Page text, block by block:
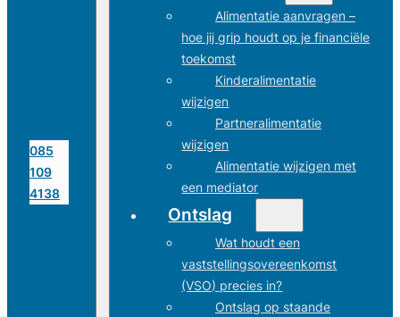
085
109
4138
Alimentatie aanvragen –
hoe jij grip houdt op je financiële
toekomst
Kinderalimentatie
wijzigen
Partneralimentatie
wijzigen
Alimentatie wijzigen met
een mediator
Ontslag
Wat houdt een
vaststellingsovereenkomst
(VSO) precies in?
Ontslag op staande